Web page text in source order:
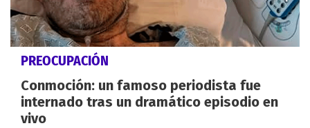
PREOCUPACIÓN
Conmoción: un famoso periodista fue
internado tras un dramático episodio en
vivo